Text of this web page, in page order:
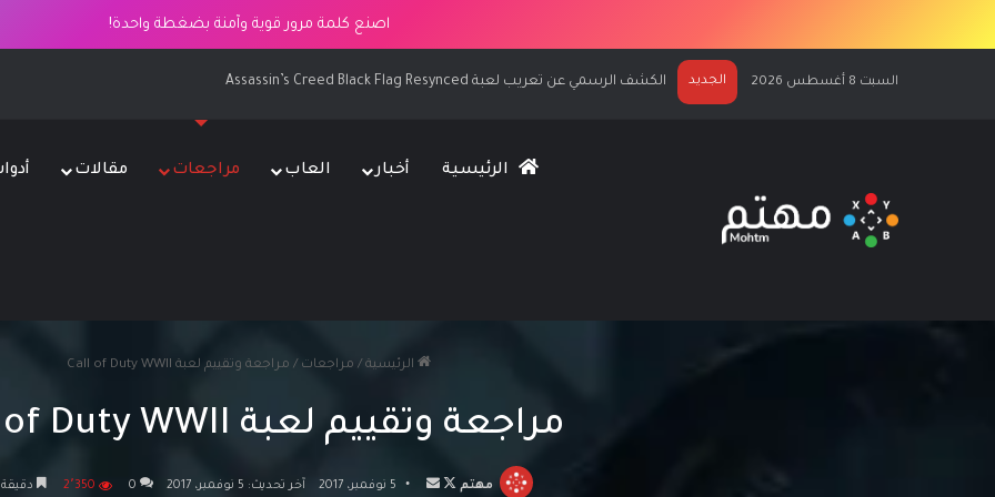
اصنع كلمة مرور قوية وآمنة بضغطة واحدة!
السبت 8 أغسطس 2026 الجديد موسم “صحوة الموت” للعبة Diablo IV والتجربة المجانية لفئة الساحر قادمان في 30 يونيو
الرئيسية أخبار العاب مراجعات مقالات
الرئيسية / مراجعات / مراجعة وتقييم لعبة Call of Duty WWII
مراجعة وتقييم لعبة Call of Duty WWII
مهتم
تابع أرسل 5 نوفمبر، 2017 آخر تحديث: 5 نوفمبر، 2017 0 2٬350